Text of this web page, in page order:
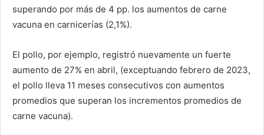
superando por más de 4 pp. los aumentos de carne
vacuna en carnicerías (2,1%).
El pollo, por ejemplo, registró nuevamente un fuerte
aumento de 27% en abril, (exceptuando febrero de 2023,
el pollo lleva 11 meses consecutivos con aumentos
promedios que superan los incrementos promedios de
carne vacuna).